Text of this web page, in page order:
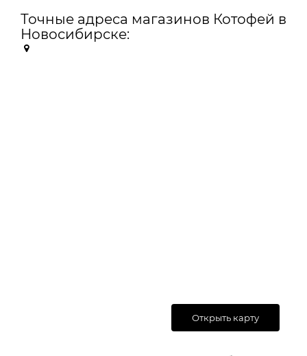
Точные адреса магазинов Котофей в
Новосибирске:
Открыть карту